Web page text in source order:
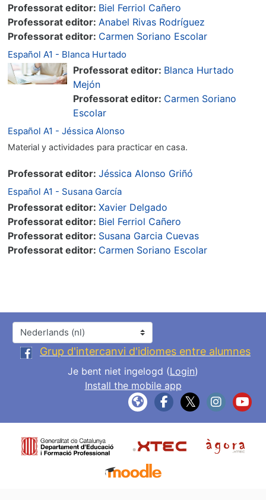
Professorat editor: Biel Ferriol Cañero
Professorat editor: Anabel Rivas Rodríguez
Professorat editor: Carmen Soriano Escolar
Español A1 - Blanca Hurtado
Professorat editor: Blanca Hurtado
Mejón
Professorat editor: Carmen Soriano
Escolar
Español A1 - Jéssica Alonso
Material y actividades para practicar en casa.
Professorat editor: Jéssica Alonso Griñó
Español A1 - Susana García
Professorat editor: Xavier Delgado
Professorat editor: Biel Ferriol Cañero
Professorat editor: Susana Garcia Cuevas
Professorat editor: Carmen Soriano Escolar
Taal
Grup d'intercanvi d'idiomes entre alumnes
Je bent niet ingelogd (Login)
Install the mobile app